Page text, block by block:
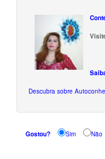
Descubra sobre
Gostou? Sim Não